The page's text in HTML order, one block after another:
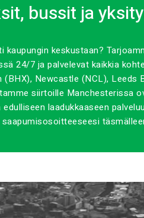
bussit ja
keskustaan?
24/7 ja palvelevat kaikkia
Newcastle (NCL), Leeds
siirtoille Manchesterissa
laadukkaaseen